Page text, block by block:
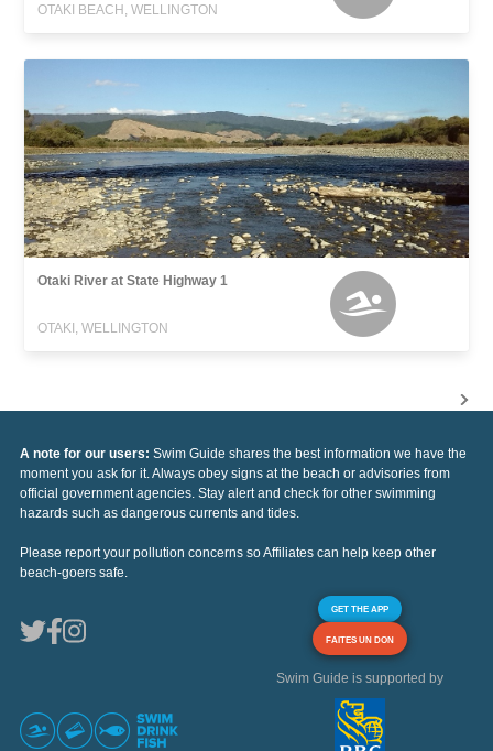
OTAKI BEACH, WELLINGTON
Otaki River at State Highway 1
OTAKI, WELLINGTON
A note for our users: Swim Guide shares the best information we have the
moment you ask for it. Always obey signs at the beach or advisories from
official government agencies. Stay alert and check for other swimming
hazards such as dangerous currents and tides.
Please report your pollution concerns so Affiliates can help keep other
beach-goers safe.
GET THE APP
FAITES UN DON
Swim Guide is supported by